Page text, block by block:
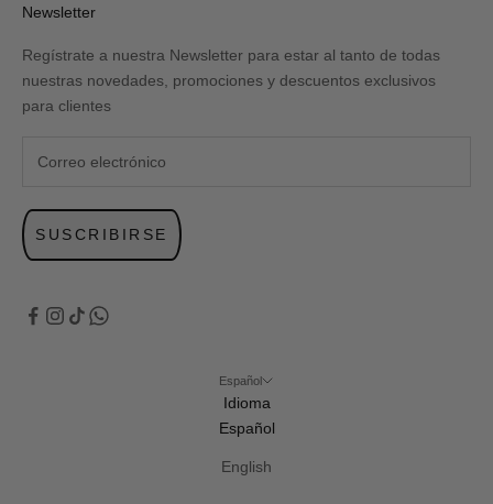
Newsletter
Regístrate a nuestra Newsletter para estar al tanto de todas
nuestras novedades, promociones y descuentos exclusivos
para clientes
SUSCRIBIRSE
Español
Idioma
Español
English